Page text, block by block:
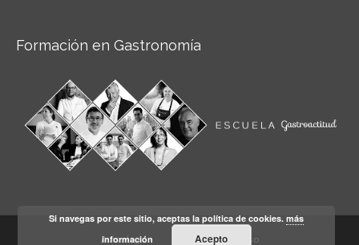
Formación en Gastronomía
Aviso legal Condiciones de Uso
Si navegas por este sitio, aceptas la política de cookies.más
información
Acepto